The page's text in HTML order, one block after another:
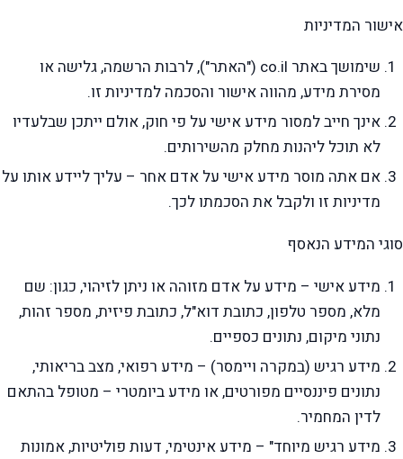
אישור המדיניות
שימושך באתר co.il ("האתר"), לרבות הרשמה, גלישה או
מסירת מידע, מהווה אישור והסכמה למדיניות זו.
אינך חייב למסור מידע אישי על פי חוק, אולם ייתכן שבלעדיו
לא תוכל ליהנות מחלק מהשירותים.
אם אתה מוסר מידע אישי על אדם אחר – עליך ליידע אותו על
מדיניות זו ולקבל את הסכמתו לכך.
סוגי המידע הנאסף
מידע אישי – מידע על אדם מזוהה או ניתן לזיהוי, כגון: שם
מלא, מספר טלפון, כתובת דוא"ל, כתובת פיזית, מספר זהות,
נתוני מיקום, נתונים כספיים.
מידע רגיש (במקרה ויימסר) – מידע רפואי, מצב בריאותי,
נתונים פיננסיים מפורטים, או מידע ביומטרי – מטופל בהתאם
לדין המחמיר.
מידע רגיש מיוחד" – מידע אינטימי, דעות פוליטיות, אמונות